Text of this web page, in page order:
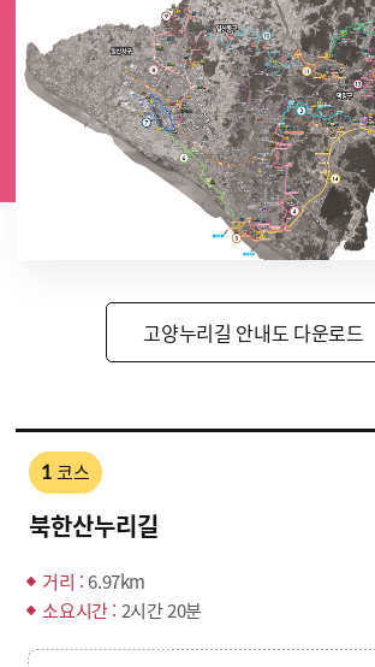
고양누리길 안내도 다운로드
1 코스
북한산누리길
거리 :6.97km
소요시간 : 2시간 20분